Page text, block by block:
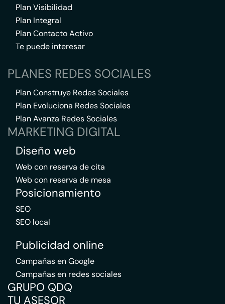
Plan Visibilidad
Plan Integral
Plan Contacto Activo
Te puede interesar
PLANES REDES SOCIALES
Plan Construye Redes Sociales
Plan Evoluciona Redes Sociales
Plan Avanza Redes Sociales
MARKETING DIGITAL
Diseño web
Web con reserva de cita
Web con reserva de mesa
Posicionamiento
SEO
SEO local
Publicidad online
Campañas en Google
Campañas en redes sociales
GRUPO QDQ
TU ASESOR